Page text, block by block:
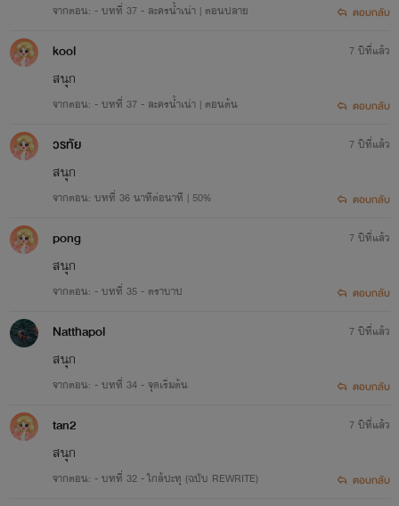
สถานะ: จบแล้ว!
จากตอน: - บทที่ 37 - ละครน้ำเน่า | ตอนปลาย ตอบกลับ
kool
สนุก
จากตอน: - บทที่ 37 - ละครน้ำเน่า | ตอนต้น
7 ปีที่แล้ว
ตอบกลับ
วรทัย
สนุก
จากตอน: บทที่ 36 นาทีต่อนาที | 50%
7 ปีที่แล้ว
ตอบกลับ
pong
สนุก
จากตอน: - บทที่ 35 - ตราบาป
7 ปีที่แล้ว
ตอบกลับ
Natthapol
สนุก
จากตอน: - บทที่ 34 - จุดเริ่มต้น
7 ปีที่แล้ว
ตอบกลับ
tan2
สนุก
จากตอน: - บทที่ 32 - ใกล้ปะทุ (ฉบับ REWRITE)
7 ปีที่แล้ว
ตอบกลับ